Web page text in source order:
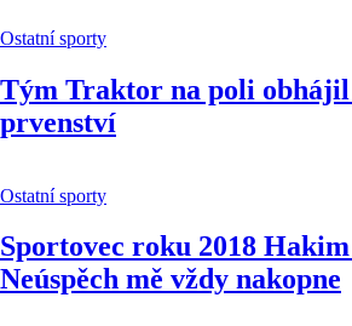
Ostatní sporty
Tým Traktor na poli obhájil
prvenství
Ostatní sporty
Sportovec roku 2018
Neúspěch mě vždy nakopne